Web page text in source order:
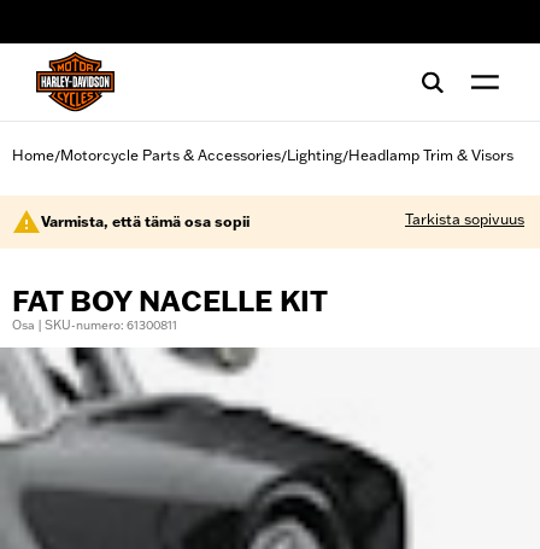
Home/Motorcycle Parts & Accessories/Lighting/Headlamp Trim & Visors
Varmista, että tämä osa sopii Tarkista sopivuus
FAT BOY NACELLE KIT
Osa | SKU-numero: 61300811